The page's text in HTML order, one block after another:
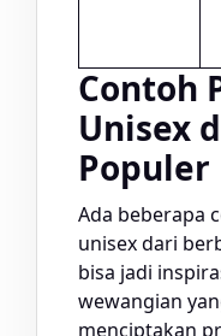
Contoh
Unisex
Populer
Ada beberapa
unisex dari
bisa jadi
wewangian
menciptakan